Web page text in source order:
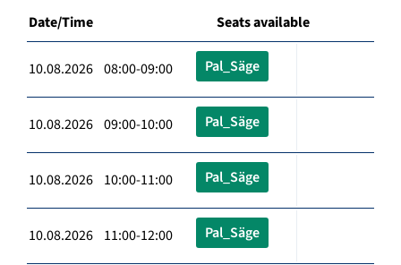
Date/Time Seats available
10.08.2026 08:00-09:00 Pal_Säge
10.08.2026 09:00-10:00 Pal_Säge
10.08.2026 10:00-11:00 Pal_Säge
10.08.2026 11:00-12:00 Pal_Säge